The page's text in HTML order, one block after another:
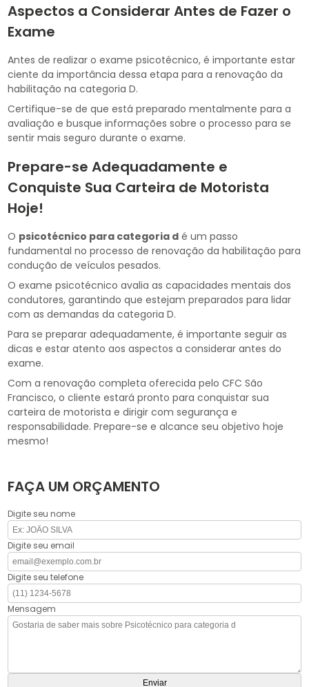
Aspectos a Considerar Antes de Fazer o
Exame
Antes de realizar o exame psicotécnico, é importante estar
ciente da importância dessa etapa para a renovação da
habilitação na categoria D.
Certifique-se de que está preparado mentalmente para a
avaliação e busque informações sobre o processo para se
sentir mais seguro durante o exame.
Prepare-se Adequadamente e
Conquiste Sua Carteira de Motorista
Hoje!
O psicotécnico para categoria d é um passo
fundamental no processo de renovação da habilitação para
condução de veículos pesados.
O exame psicotécnico avalia as capacidades mentais dos
condutores, garantindo que estejam preparados para lidar
com as demandas da categoria D.
Para se preparar adequadamente, é importante seguir as
dicas e estar atento aos aspectos a considerar antes do
exame.
Com a renovação completa oferecida pelo CFC São
Francisco, o cliente estará pronto para conquistar sua
carteira de motorista e dirigir com segurança e
responsabilidade. Prepare-se e alcance seu objetivo hoje
mesmo!
FAÇA UM ORÇAMENTO
Digite seu nome
Digite seu email
Digite seu telefone
Mensagem